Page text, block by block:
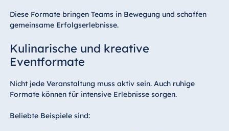
Diese Formate bringen Teams in Bewegung und schaffen
gemeinsame Erfolgserlebnisse.
Kulinarische und kreative
Eventformate
Nicht jede Veranstaltung muss aktiv sein. Auch ruhige
Formate können für intensive Erlebnisse sorgen.
Beliebte Beispiele sind: